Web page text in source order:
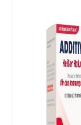
PEARLS
(4)